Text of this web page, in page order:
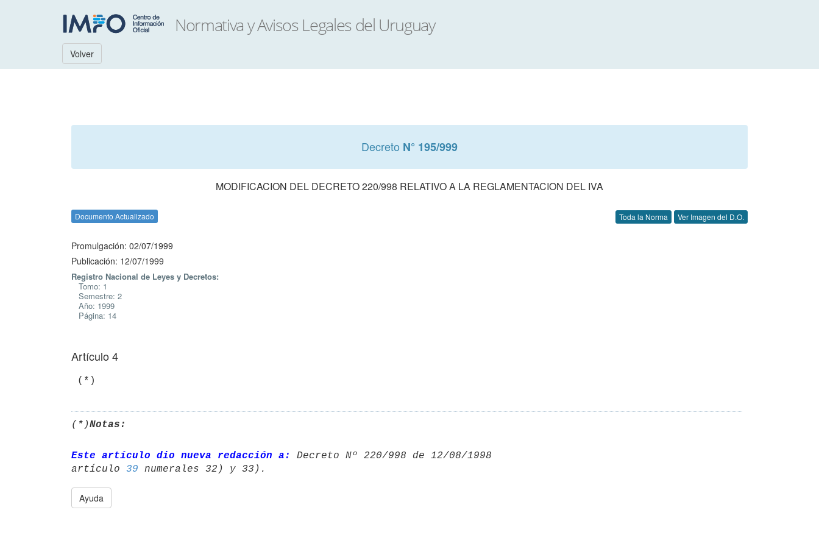
Volver
Decreto N° 195/999
MODIFICACION DEL DECRETO 220/998 RELATIVO A LA REGLAMENTACION DEL IVA
Documento Actualizado Toda la Norma Ver Imagen del D.O.
Promulgación: 02/07/1999
Publicación: 12/07/1999
Registro Nacional de Leyes y Decretos:
Tomo: 1
Semestre: 2
Año: 1999
Página: 14
Artículo 4
(*)Notas:
Este artículo dio nueva redacción a:
Decreto Nº 220/998 de 12/08/1998
artículo 39
Ayuda